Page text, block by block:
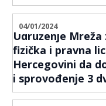
04/01/2024
Udruženje
fizička i pravna
Hercegovini da
i sprovođenje 3